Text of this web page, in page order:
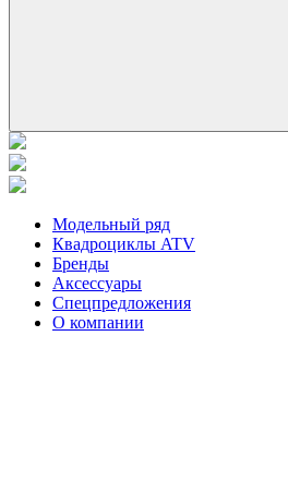
Модельный ряд
Квадроциклы ATV
Бренды
Аксессуары
Спецпредложения
О компании